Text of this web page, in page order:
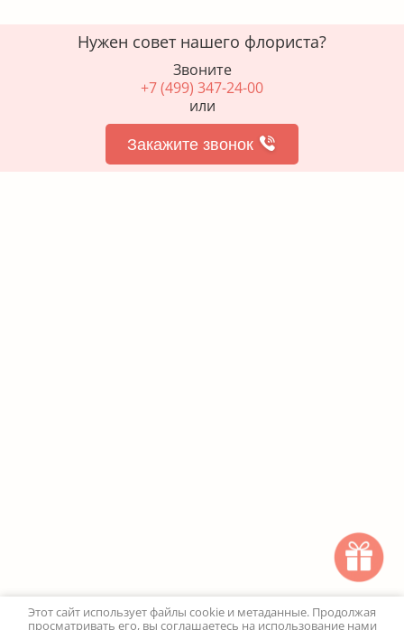
Нужен совет нашего флориста?
Звоните
+7 (499) 347-24-00
или
Закажите звонок
Этот сайт использует файлы cookie и метаданные. Продолжая
просматривать его, вы соглашаетесь на использование нами